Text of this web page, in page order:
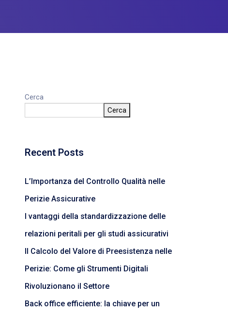
Cerca
Cerca
Recent Posts
L’Importanza del Controllo Qualità nelle
Perizie Assicurative
I vantaggi della standardizzazione delle
relazioni peritali per gli studi assicurativi
Il Calcolo del Valore di Preesistenza nelle
Perizie: Come gli Strumenti Digitali
Rivoluzionano il Settore
Back office efficiente: la chiave per un